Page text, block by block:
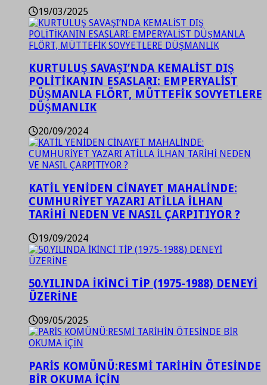
19/03/2025
KURTULUŞ SAVAŞI’NDA KEMALİST DIŞ
POLİTİKANIN ESASLARI: EMPERYALİST
DÜŞMANLA FLÖRT, MÜTTEFİK SOVYETLERE
DÜŞMANLIK
20/09/2024
KATİL YENİDEN CİNAYET MAHALİNDE:
CUMHURİYET YAZARI ATİLLA İLHAN
TARİHİ NEDEN VE NASIL ÇARPITIYOR ?
19/09/2024
50.YILINDA İKİNCİ TİP (1975-1988) DENEYİ
ÜZERİNE
09/05/2025
PARİS KOMÜNÜ:RESMİ TARİHİN ÖTESİNDE
BİR OKUMA İÇİN